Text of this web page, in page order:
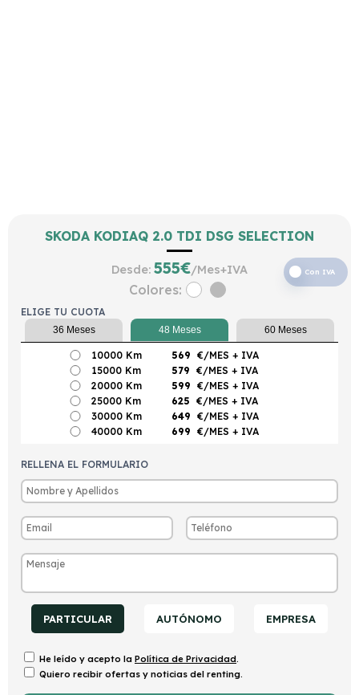
SKODA KODIAQ 2.0 TDI DSG SELECTION
Desde: 555€/Mes+IVA Con IVA
Colores:
ELIGE TU CUOTA
36 Meses 48 Meses 60 Meses
10000 Km 569 €/MES + IVA
15000 Km
579 €/MES + IVA
20000 Km
599 €/MES + IVA
25000 Km
625 €/MES + IVA
30000 Km
649 €/MES + IVA
40000 Km
699 €/MES + IVA
RELLENA EL FORMULARIO
PARTICULAR AUTÓNOMO EMPRESA
He leído y acepto la Política de Privacidad.
Quiero recibir ofertas y noticias del renting.